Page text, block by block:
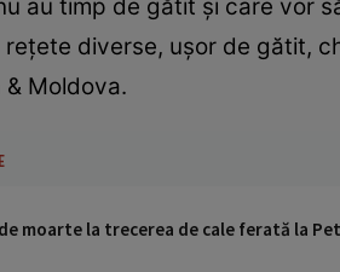
au timp de gătit şi care vor
diverse, uşor de gătit,
& Moldova.
moarte la trecerea de cale ferată la